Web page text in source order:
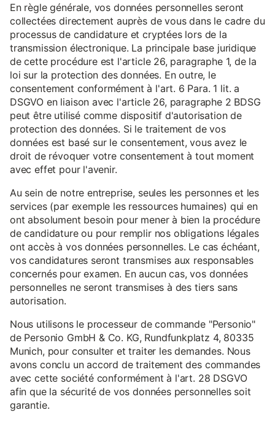
En règle générale, vos données personnelles seront
collectées directement auprès de vous dans le cadre du
processus de candidature et cryptées lors de la
transmission électronique. La principale base juridique
de cette procédure est l'article 26, paragraphe 1, de la
loi sur la protection des données. En outre, le
consentement conformément à l'art. 6 Para. 1 lit. a
DSGVO en liaison avec l'article 26, paragraphe 2 BDSG
peut être utilisé comme dispositif d'autorisation de
protection des données. Si le traitement de vos
données est basé sur le consentement, vous avez le
droit de révoquer votre consentement à tout moment
avec effet pour l'avenir.
Au sein de notre entreprise, seules les personnes et les
services (par exemple les ressources humaines) qui en
ont absolument besoin pour mener à bien la procédure
de candidature ou pour remplir nos obligations légales
ont accès à vos données personnelles. Le cas échéant,
vos candidatures seront transmises aux responsables
concernés pour examen. En aucun cas, vos données
personnelles ne seront transmises à des tiers sans
autorisation.
Nous utilisons le processeur de commande "Personio"
de Personio GmbH & Co. KG, Rundfunkplatz 4, 80335
Munich, pour consulter et traiter les demandes. Nous
avons conclu un accord de traitement des commandes
avec cette société conformément à l'art. 28 DSGVO
afin que la sécurité de vos données personnelles soit
garantie.